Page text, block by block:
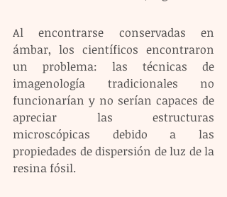
Al encontrarse conservadas en
ámbar, los científicos encontraron
un problema: las técnicas de
imagenología tradicionales no
funcionarían y no serían capaces de
apreciar las estructuras
microscópicas debido a las
propiedades de dispersión de luz de la
resina fósil.